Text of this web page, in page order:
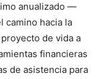
anualizado —
camino hacia la
de vida a
financieras
de asistencia para